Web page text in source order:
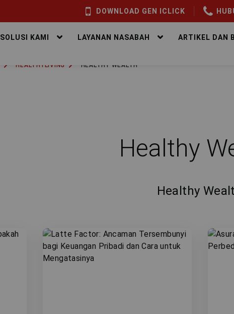
DOWNLOAD GEN ICLICK
SOLUSI KAMI LAYANAN NASABAH ARTIKEL DAN
HEALTHYLIVING HEALTHY WEALTH
Healthy
Healthy